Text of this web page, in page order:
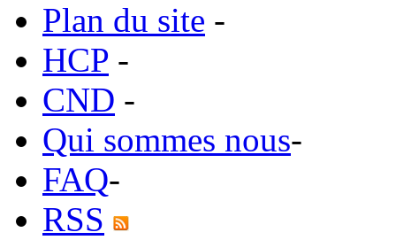
Plan du site -
HCP -
CND -
Qui sommes nous-
FAQ-
RSS